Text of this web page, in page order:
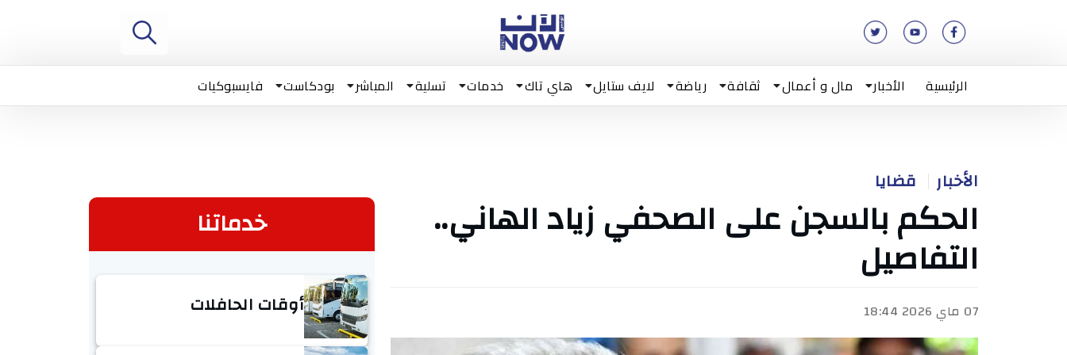
الرئيسية الأخبار مال و أعمال ثقافة رياضة لايف ستايل هاي تاك خدمات تسلية المباشر بودكاست فايسبوكيات
الأخبار قضايا
الحكم بالسجن على الصحفي زياد الهاني..
التفاصيل
07 ماي 2026 18:44
خدماتنا
أوقات الحافلات